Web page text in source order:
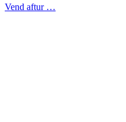
Vend aftur …